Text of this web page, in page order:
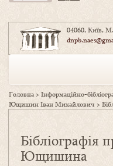
04060, Київ,
Головна >Інформаційно-
Ющишин Іван Михайлович >
Бібліографія
Ющишина